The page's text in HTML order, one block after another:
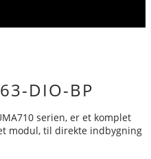
DIO-BP
serien, er et komplet
modul, til direkte indbygning